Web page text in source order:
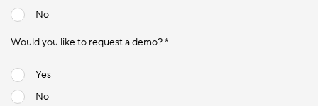
No
Would you like to request a demo? *
Yes
No